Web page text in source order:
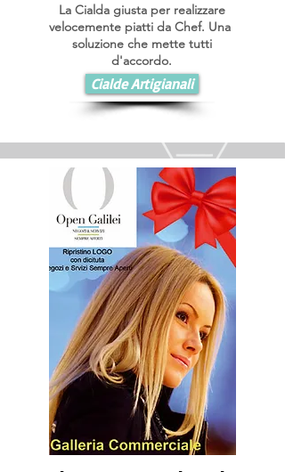
La Cialda giusta per realizzare
velocemente piatti da Chef. Una
soluzione che mette tutti
d'accordo.
Cialde Artigianali